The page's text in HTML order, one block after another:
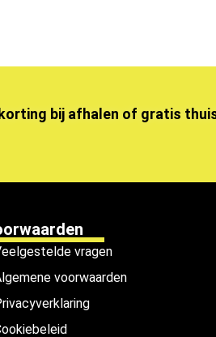
bij afhalen of gratis
vragen
voorwaarden